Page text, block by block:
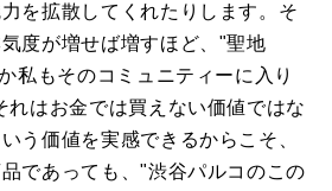
を拡散してくれたりします。そ
度が増せば増すほど、"聖地
私もそのコミュニティーに入り
れはお金では買えない価値ではな
う価値を実感できるからこそ、
であっても、"渋谷パルコのこの